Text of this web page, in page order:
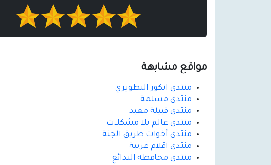
مواقع مشابهة
منتدى انكور التطويري
منتدى مسلمة
منتدى قبيلة معبد
منتدى عالم بلا مشكلات
منتدى أخوات طريق الجنة
منتدى اقلام عربية
منتدى محافظة البدائع